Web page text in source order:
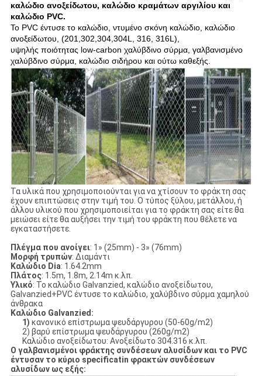
καλώδιο ανοξείδωτου, καλώδιο κραμάτων αργιλίου και
καλώδιο PVC.
Το PVC έντυσε το καλώδιο, ντυμένο σκόνη καλώδιο, καλώδιο
ανοξείδωτου, (201,302,304,304L, 316, 316L),
υψηλής ποιότητας low-carbon χαλύβδινο σύρμα, γαλβανισμένο
χαλύβδινο σύρμα, καλώδιο σιδήρου και ούτω καθεξής.
Τα υλικά που χρησιμοποιούνται για να χτίσουν το φράκτη σας
έχουν επιπτώσεις στην τιμή του. Ο τύπος ξύλου, μετάλλου, ή
άλλου υλικού που χρησιμοποιείται για το φράκτη σας είτε θα
μειώσει είτε θα αυξήσει την τιμή του φράκτη που θέλετε να
εγκαταστήσετε.
Πλέγμα που ανοίγει: 1» (25mm) - 3» (76mm)
Μορφή τρυπών: Διαμάντι
Καλώδιο Dia: 1.64.2mm
Πλάτος: 1.5m, 1.8m, 2.14m κ.λπ.
Υλικό: Το καλώδιο Galvanzied, καλώδιο ανοξείδωτου,
Galvanzied+PVC έντυσε το καλώδιο, χαλύβδινο σύρμα χαμηλού
άνθρακα
Καλώδιο Galvanzied:
1) κανονικό επίστρωμα ψευδάργυρου (50-60g/m2)
2) βαρύ επίστρωμα ψευδάργυρου (260g/m2)
Καλώδιο ανοξείδωτου: Ανοξείδωτο 304.316 κ.λπ.
Ο γαλβανισμένοι φράκτης συνδέσεων αλυσίδων και το PVC
έντυσαν το κύριο specificatin φρακτών συνδέσεων
αλυσίδων ως εξής: